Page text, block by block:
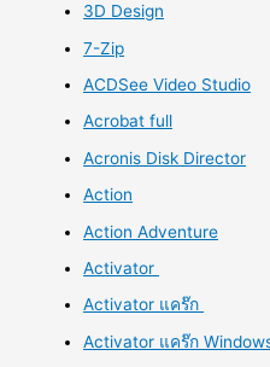
3D Design
7-Zip
ACDSee Video Studio
Acrobat full
Acronis Disk Director
Action
Action Adventure
Activator
Activator แคร๊ก
Activator แคร๊ก